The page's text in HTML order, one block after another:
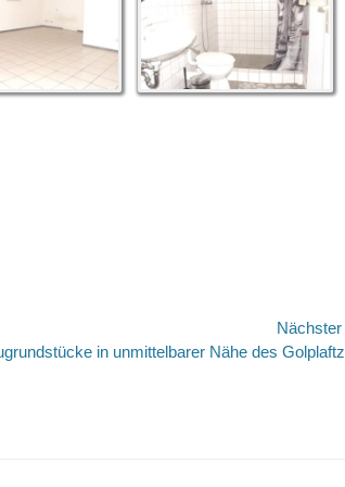
in unmittelbarer Nähe des